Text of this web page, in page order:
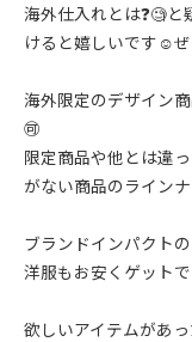
海外仕入れとは❓🧐
けると嬉しいです☺️
海外限定のデザイン
🉑
限定商品や他とは違
がない商品のライン
ブランドインパクト
洋服もお安くゲット
欲しいアイテムがあ